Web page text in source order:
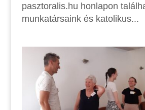
pasztoralis.hu honlapon
munkatársaink és katolikus...